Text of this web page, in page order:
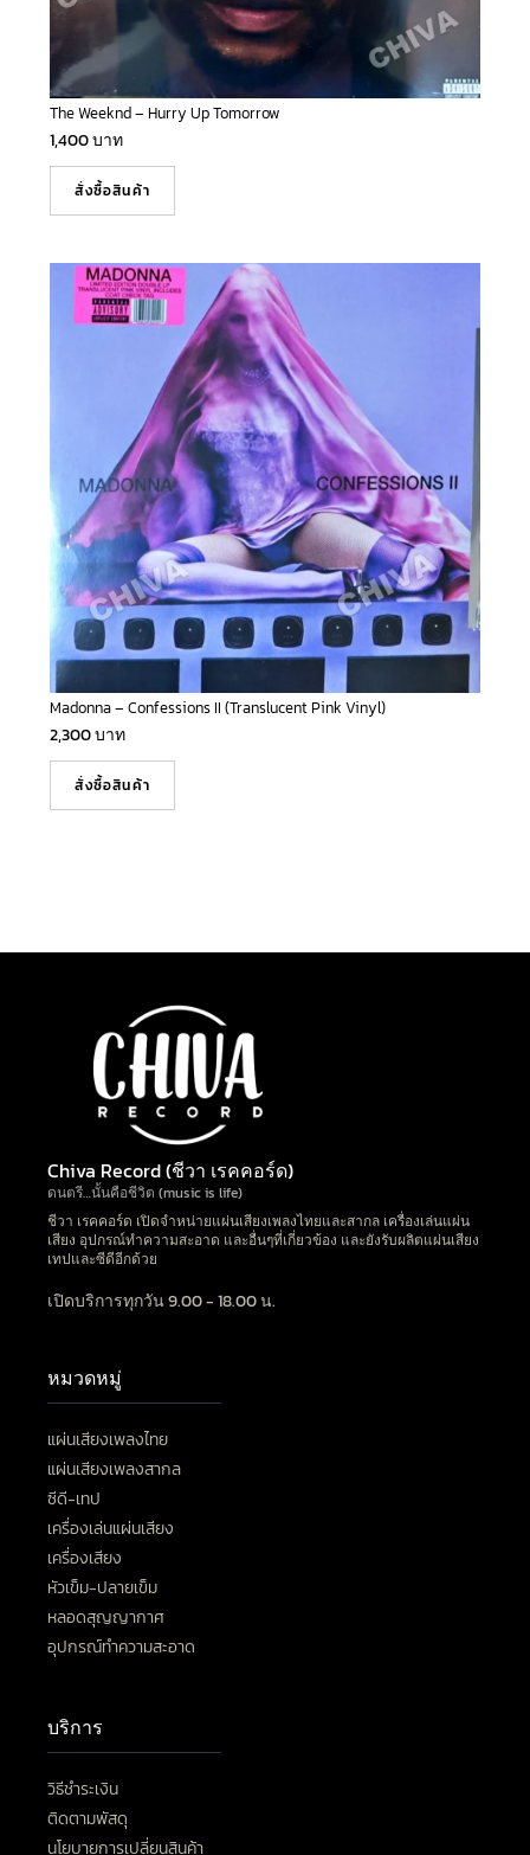
The Weeknd – Hurry Up Tomorrow
1,400บาท
สั่งซื้อสินค้า
Madonna – Confessions II (Translucent Pink Vinyl)
2,300บาท
สั่งซื้อสินค้า
Chiva Record (ชีวา เรคคอร์ด)
ดนตรี…นั้นคือชีวิต (music is life)
ชีวา เรคคอร์ด เปิดจำหน่ายแผ่นเสียงเพลงไทยและสากล เครื่องเล่นแผ่น
เสียง อุปกรณ์ทำความสะอาด และอื่นๆที่เกี่ยวข้อง และยังรับผลิตแผ่นเสียง
เทปและซีดีอีกด้วย
เปิดบริการทุกวัน 9.00 - 18.00 น.
หมวดหมู่
แผ่นเสียงเพลงไทย
แผ่นเสียงเพลงสากล
ซีดี-เทป
เครื่องเล่นแผ่นเสียง
เครื่องเสียง
หัวเข็ม-ปลายเข็ม
หลอดสุญญากาศ
อุปกรณ์ทำความสะอาด
บริการ
วิธีชำระเงิน
ติดตามพัสดุ
นโยบายการเปลี่ยนสินค้า